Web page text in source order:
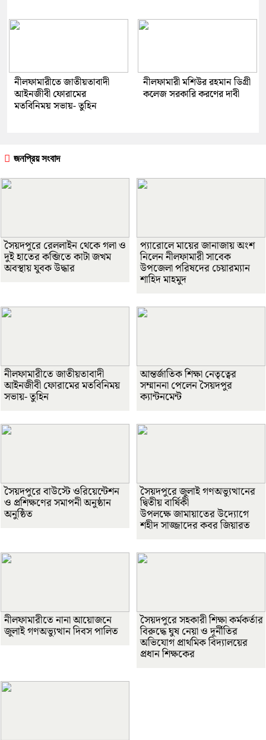
নীলফামারীতে জাতীয়তাবাদী
আইনজীবী ফোরামের
মতবিনিময় সভায়- তুহিন
নীলফামারী মশিউর রহমান ডিগ্রী
কলেজ সরকারি করণের দাবী
জনপ্রিয় সংবাদ
সৈয়দপুরে রেললাইন থেকে গলা ও
দুই হাতের কব্জিতে কাটা জখম
অবস্থায় যুবক উদ্ধার
প্যারোলে মায়ের জানাজায় অংশ
নিলেন নীলফামারী সাবেক
উপজেলা পরিষদের চেয়ারম্যান
শাহিদ মাহমুদ
নীলফামারীতে জাতীয়তাবাদী
আইনজীবী ফোরামের মতবিনিময়
সভায়- তুহিন
আন্তর্জাতিক শিক্ষা নেতৃত্বের
সম্মাননা পেলেন সৈয়দপুর
ক্যান্টনমেন্ট
সৈয়দপুরে বাউস্টে ওরিয়েন্টেশন
ও প্রশিক্ষণের সমাপনী অনুষ্ঠান
অনুষ্ঠিত
সৈয়দপুরে জুলাই গণঅভ্যুত্থানের
দ্বিতীয় বার্ষিকী
উপলক্ষে জামায়াতের উদ্যোগে
শহীদ সাজ্জাদের কবর জিয়ারত
নীলফামারীতে নানা আয়োজনে
জুলাই গণঅভ্যুত্থান দিবস পালিত
সৈয়দপুরে সহকারী শিক্ষা কর্মকর্তার
বিরুদ্ধে ঘুষ নেয়া ও দূর্নীতির
অভিযোগ প্রাথমিক বিদ্যালয়ের
প্রধান শিক্ষকের